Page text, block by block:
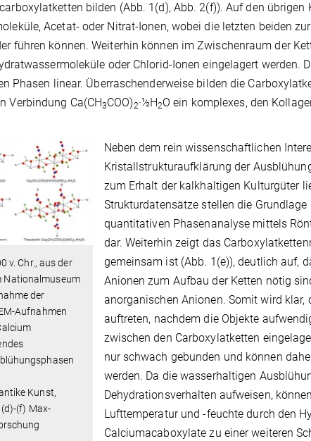
bilden (Abb. 1(d), Abb. 2(f)). Auf den übrigen
Acetat- oder Nitrat-Ionen, wobei die letzten beiden
führen können. Weiterhin können im Zwischenraum der
oder Chlorid-Ionen eingelagert werden.
Phasen linear. Überraschenderweise bilden die
Verbindung Ca(CH3COO)2·½H2O ein komplexes, den
v. Chr., aus der
Nationalmuseum
der
Aufnahmen
Kunst,
(f) Max-
Neben dem rein wissenschaftlichen
Kristallstrukturaufklärung der
zum Erhalt der kalkhaltigen Kulturgüter
Strukturdatensätze stellen die
quantitativen Phasenanalyse mittels
dar. Weiterhin zeigt das
gemeinsam ist (Abb. 1(e)), deutlich auf,
Anionen zum Aufbau der Ketten nötig
anorganischen Anionen. Somit wird klar,
auftreten, nachdem die Objekte
zwischen den Carboxylatketten
nur schwach gebunden und können
werden. Da die wasserhaltigen
Dehydrationsverhalten aufweisen,
Lufttemperatur und -feuchte durch den
Calciumacaboxylate zu einer weiteren